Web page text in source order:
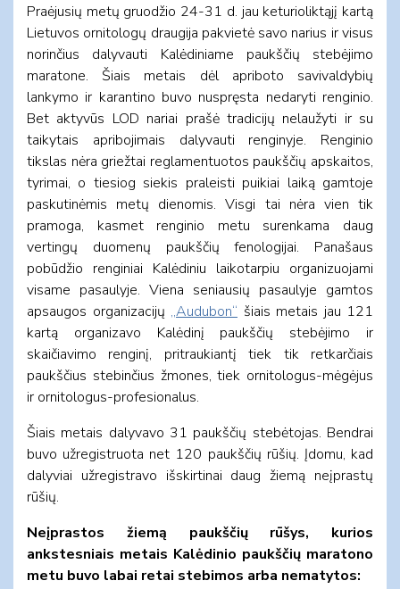
Praėjusių metų gruodžio 24-31 d. jau keturioliktąjį kartą
Lietuvos ornitologų draugija pakvietė savo narius ir visus
norinčius dalyvauti Kalėdiniame paukščių stebėjimo
maratone. Šiais metais dėl apriboto savivaldybių
lankymo ir karantino buvo nuspręsta nedaryti renginio.
Bet aktyvūs LOD nariai prašė tradicijų nelaužyti ir su
taikytais apribojimais dalyvauti renginyje. Renginio
tikslas nėra griežtai reglamentuotos paukščių apskaitos,
tyrimai, o tiesiog siekis praleisti puikiai laiką gamtoje
paskutinėmis metų dienomis. Visgi tai nėra vien tik
pramoga, kasmet renginio metu surenkama daug
vertingų duomenų paukščių fenologijai. Panašaus
pobūdžio renginiai Kalėdiniu laikotarpiu organizuojami
visame pasaulyje. Viena seniausių pasaulyje gamtos
apsaugos organizacijų „Audubon“ šiais metais jau 121
kartą organizavo Kalėdinį paukščių stebėjimo ir
skaičiavimo renginį, pritraukiantį tiek tik retkarčiais
paukščius stebinčius žmones, tiek ornitologus-mėgėjus
ir ornitologus-profesionalus.
Šiais metais dalyvavo 31 paukščių stebėtojas. Bendrai
buvo užregistruota net 120 paukščių rūšių. Įdomu, kad
dalyviai užregistravo išskirtinai daug žiemą neįprastų
rūšių.
Neįprastos žiemą paukščių rūšys, kurios
ankstesniais metais Kalėdinio paukščių maratono
metu buvo labai retai stebimos arba nematytos: